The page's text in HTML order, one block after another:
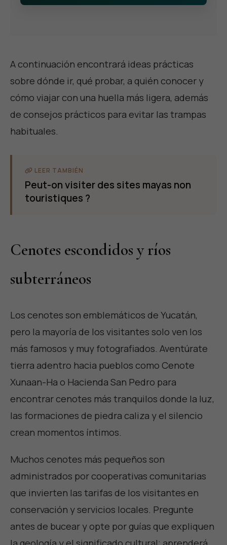
A continuación encontrará ideas prácticas
sobre dónde ir, qué probar, a quién conocer y
cómo viajar con una huella más ligera, además
de consejos prácticos para evitar las trampas
habituales.
LEER TAMBIÉN
Peut-on visiter des sites mayas non
touristiques ?
Cenotes escondidos y ríos
subterráneos
Los cenotes son emblemáticos de Yucatán,
pero la mayoría de los visitantes solo ven los
más famosos y muy fotografiados. Aventúrate
tierra adentro hacia pueblos como Cenote
Xunaan-Ha o Hacienda San Pedro para
encontrar cenotes más tranquilos donde la luz,
las formaciones de piedra caliza y el silencio
crean momentos íntimos.
Muchos cenotes más pequeños son
administrados por cooperativas comunitarias
que invierten las tarifas de los visitantes en
conservación y servicios locales. Pregunte
antes de bucear y opte por guías que expliquen